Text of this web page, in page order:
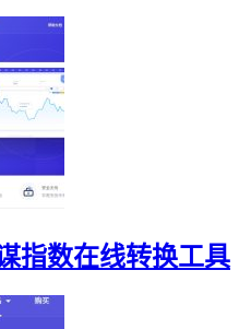
指数在线转换工具